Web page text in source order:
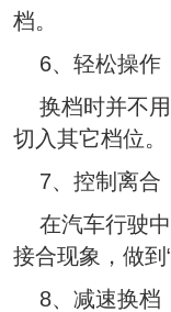
档。
6、轻松操作
换档时并不
切入其它档位。
7、控制离合
在汽车行驶
接合现象，做
8、减速换档